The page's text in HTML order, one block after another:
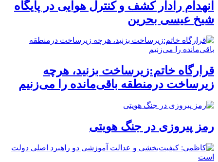
انهدام رادار کشف و کنترل هوایی در پایگاه
شیخ عیسی بحرین
قرارگاه خاتم:زیرساخت بزنید، هرچه
زیرساخت درمنطقه باقی‌مانده را می‌زنیم
رمز پیروزی در جنگ هویتی